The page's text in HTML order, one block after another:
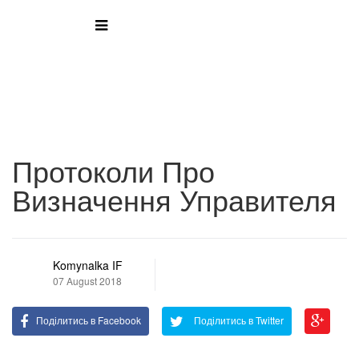
Протоколи Про
Визначення Управителя
Komynalka IF
07 August 2018
Поділитись в Facebook Поділитись в Twitter